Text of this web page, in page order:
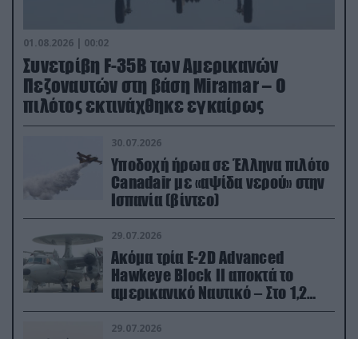
01.08.2026 | 00:02
Συνετρίβη F-35B των Αμερικανών
Πεζοναυτών στη βάση Miramar – Ο
πιλότος εκτινάχθηκε εγκαίρως
30.07.2026
Υποδοχή ήρωα σε Έλληνα πιλότο
Canadair με «αψίδα νερού» στην
Ισπανία (βίντεο)
29.07.2026
Ακόμα τρία E-2D Advanced
Hawkeye Block II αποκτά το
αμερικανικό Ναυτικό – Στο 1,2
δισ.δολάρια το κόστος
29.07.2026